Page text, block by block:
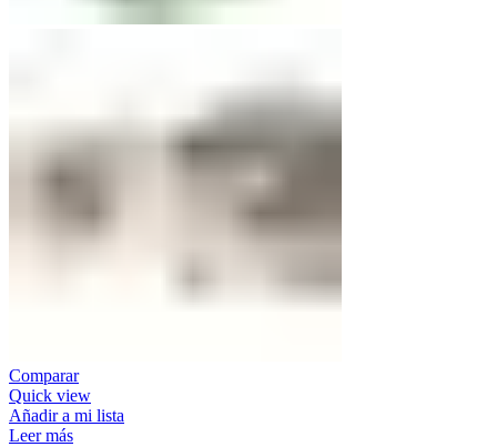
Comparar
Quick view
Añadir a mi lista
Leer más